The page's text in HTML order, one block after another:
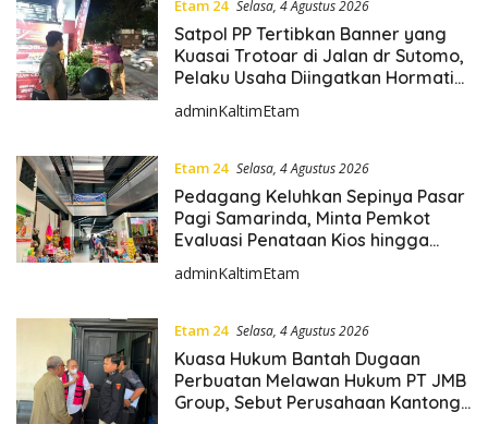
t
i
m
e
m
i
d
Etam 24 Selasa, 4 Agustus 2026
Satpol PP Tertibkan Banner yang
Kuasai Trotoar di Jalan dr Sutomo,
Pelaku Usaha Diingatkan Hormati
adminKaltimEtam
Etam 24 Selasa, 4 Agustus 2026
Pedagang Keluhkan Sepinya Pasar
Pagi Samarinda, Minta Pemkot
Evaluasi Penataan Kios hingga
adminKaltimEtam
Etam 24 Selasa, 4 Agustus 2026
Kuasa Hukum Bantah Dugaan
Perbuatan Melawan Hukum PT JMB
Group, Sebut Perusahaan Kantongi